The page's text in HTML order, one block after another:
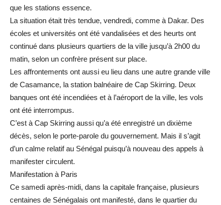
que les stations essence.
La situation était très tendue, vendredi, comme à Dakar. Des
écoles et universités ont été vandalisées et des heurts ont
continué dans plusieurs quartiers de la ville jusqu’à 2h00 du
matin, selon un confrère présent sur place.
Les affrontements ont aussi eu lieu dans une autre grande ville
de Casamance, la station balnéaire de Cap Skirring. Deux
banques ont été incendiées et à l’aéroport de la ville, les vols
ont été interrompus.
C’est à Cap Skirring aussi qu’a été enregistré un dixième
décès, selon le porte-parole du gouvernement. Mais il s’agit
d’un calme relatif au Sénégal puisqu’à nouveau des appels à
manifester circulent.
Manifestation à Paris
Ce samedi après-midi, dans la capitale française, plusieurs
centaines de Sénégalais ont manifesté, dans le quartier du